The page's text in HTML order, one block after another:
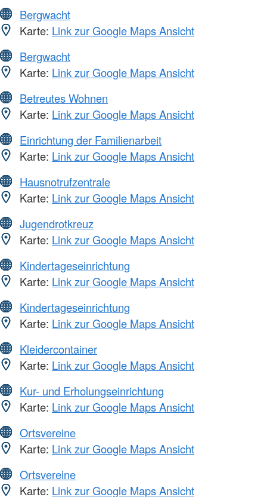
Bergwacht
Karte: Link zur Google Maps Ansicht
Bergwacht
Karte: Link zur Google Maps Ansicht
Betreutes Wohnen
Karte: Link zur Google Maps Ansicht
Einrichtung der Familienarbeit
Karte: Link zur Google Maps Ansicht
Hausnotrufzentrale
Karte: Link zur Google Maps Ansicht
Jugendrotkreuz
Karte: Link zur Google Maps Ansicht
Kindertageseinrichtung
Karte: Link zur Google Maps Ansicht
Kindertageseinrichtung
Karte: Link zur Google Maps Ansicht
Kleidercontainer
Karte: Link zur Google Maps Ansicht
Kur- und Erholungseinrichtung
Karte: Link zur Google Maps Ansicht
Ortsvereine
Karte: Link zur Google Maps Ansicht
Ortsvereine
Karte: Link zur Google Maps Ansicht